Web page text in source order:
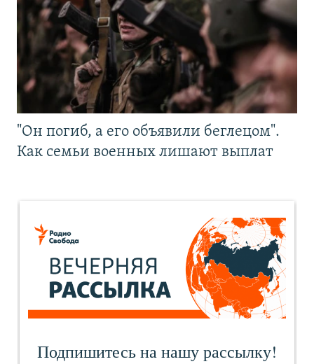
"Он погиб, а его объявили беглецом".
Как семьи военных лишают выплат